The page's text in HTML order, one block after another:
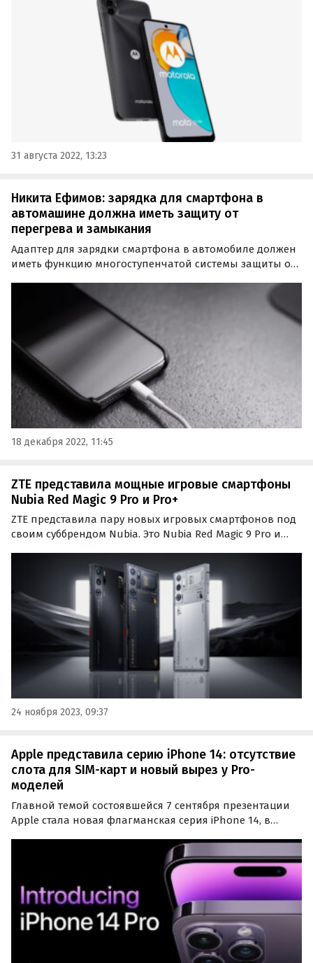
представляет собой «облегченную» версию
анонсированного в марте смартфона Moto G22.
31 августа 2022, 13:23
Никита Ефимов: зарядка для смартфона в
автомашине должна иметь защиту от
перегрева и замыкания
Адаптер для зарядки смартфона в автомобиле должен
иметь функцию многоступенчатой системы защиты от
сломается и, в конце концов, выведет из строя
18 декабря 2022, 11:45
ZTE представила мощные игровые смартфоны
Nubia Red Magic 9 Pro и Pro+
ZTE представила пару новых игровых смартфонов под
своим суббрендом Nubia. Это Nubia Red Magic 9 Pro и
впечатляющих характеристик среди представленных
на рынке игровых смартфонов.
24 ноября 2023, 09:37
Apple представила серию iPhone 14: отсутствие
слота для SIM-карт и новый вырез у Pro-
моделей
Главной темой состоявшейся 7 сентября презентации
Apple стала новая флагманская серия iPhone 14, в
iPhone 14 Plus, а также топовые iPhone 14 Pro и iPhone
14 Pro Max, которые отличаются не только…